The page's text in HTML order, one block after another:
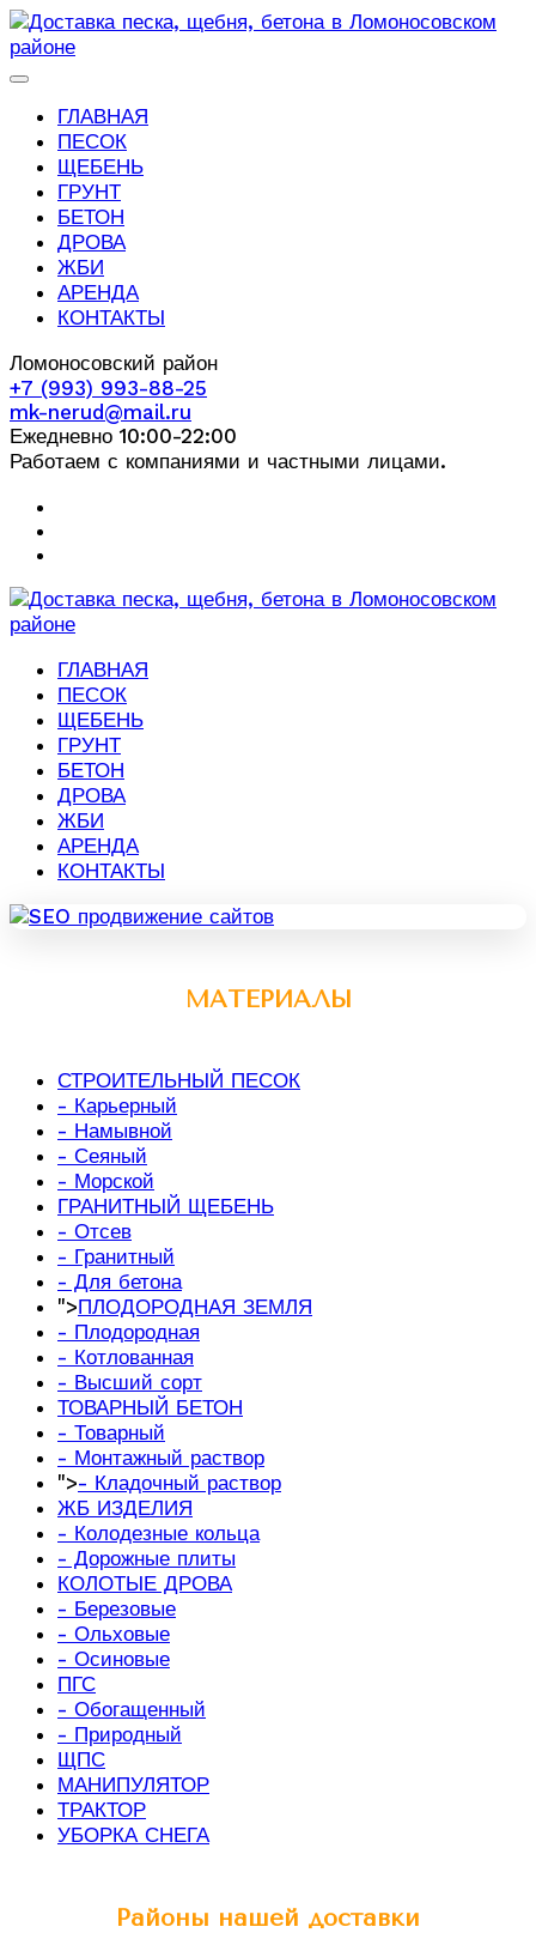
ГЛАВНАЯ
ПЕСОК
ЩЕБЕНЬ
ГРУНТ
БЕТОН
ДРОВА
ЖБИ
АРЕНДА
КОНТАКТЫ
Ломоносовский район
+7 (993) 993-88-25
mk-nerud@mail.ru
Ежедневно 10:00-22:00
Работаем с компаниями и частными лицами.
ГЛАВНАЯ
ПЕСОК
ЩЕБЕНЬ
ГРУНТ
БЕТОН
ДРОВА
ЖБИ
АРЕНДА
КОНТАКТЫ
МАТЕРИАЛЫ
СТРОИТЕЛЬНЫЙ ПЕСОК
- Карьерный
- Намывной
- Сеяный
- Морской
ГРАНИТНЫЙ ЩЕБЕНЬ
- Отсев
- Гранитный
- Для бетона
">ПЛОДОРОДНАЯ ЗЕМЛЯ
- Плодородная
- Котлованная
- Высший сорт
ТОВАРНЫЙ БЕТОН
- Товарный
- Монтажный раствор
">- Кладочный раствор
ЖБ ИЗДЕЛИЯ
- Колодезные кольца
- Дорожные плиты
КОЛОТЫЕ ДРОВА
- Березовые
- Ольховые
- Осиновые
ПГС
- Обогащенный
- Природный
ЩПС
МАНИПУЛЯТОР
ТРАКТОР
УБОРКА СНЕГА
Районы нашей доставки